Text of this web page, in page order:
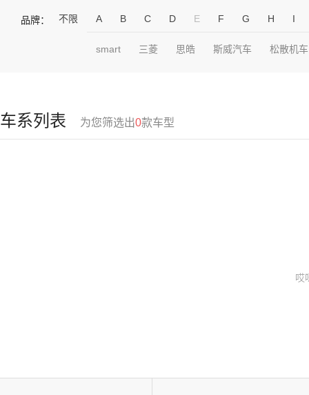
品牌： 不限 A B C D E F G H I
smart 三菱 思皓 斯威汽车 松散机车
车系列表 为您筛选出0款车型
哎